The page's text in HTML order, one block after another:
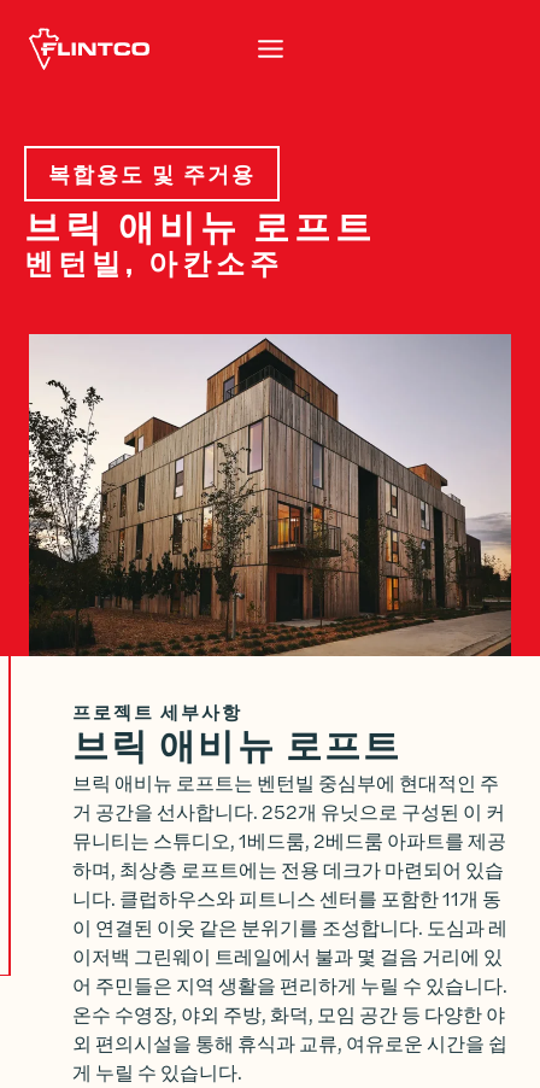
복합용도 및 주거용
브릭 애비뉴 로프트
벤턴빌, 아칸소주
프로젝트 세부사항
브릭 애비뉴 로프트
브릭 애비뉴 로프트는 벤턴빌 중심부에 현대적인 주
거 공간을 선사합니다. 252개 유닛으로 구성된 이 커
뮤니티는 스튜디오, 1베드룸, 2베드룸 아파트를 제공
하며, 최상층 로프트에는 전용 데크가 마련되어 있습
니다. 클럽하우스와 피트니스 센터를 포함한 11개 동
이 연결된 이웃 같은 분위기를 조성합니다. 도심과 레
이저백 그린웨이 트레일에서 불과 몇 걸음 거리에 있
어 주민들은 지역 생활을 편리하게 누릴 수 있습니다.
온수 수영장, 야외 주방, 화덕, 모임 공간 등 다양한 야
외 편의시설을 통해 휴식과 교류, 여유로운 시간을 쉽
게 누릴 수 있습니다.